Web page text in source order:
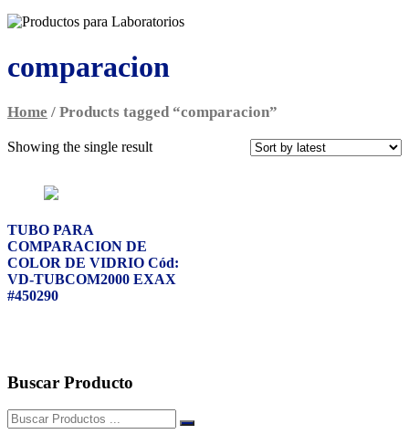
comparacion
Home / Products tagged “comparacion”
Showing the single result
TUBO PARA
COMPARACION DE
COLOR DE VIDRIO Cód:
VD-TUBCOM2000 EXAX
#450290
Buscar Producto
Buscar: